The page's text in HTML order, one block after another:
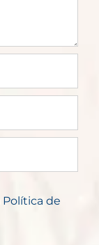
Política de